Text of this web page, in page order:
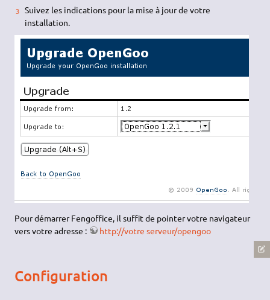
Suivez les indications pour la mise à jour de votre
installation.
Pour démarrer Fengoffice, il suffit de pointer votre navigateur
vers votre adresse :
http://votre serveur/opengoo
Configuration